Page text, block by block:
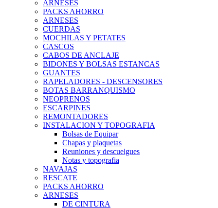
ARNESES
PACKS AHORRO
ARNESES
CUERDAS
MOCHILAS Y PETATES
CASCOS
CABOS DE ANCLAJE
BIDONES Y BOLSAS ESTANCAS
GUANTES
RAPELADORES - DESCENSORES
BOTAS BARRANQUISMO
NEOPRENOS
ESCARPINES
REMONTADORES
INSTALACION Y TOPOGRAFIA
Bolsas de Equipar
Chapas y plaquetas
Reuniones y descuelgues
Notas y topografia
NAVAJAS
RESCATE
PACKS AHORRO
ARNESES
DE CINTURA